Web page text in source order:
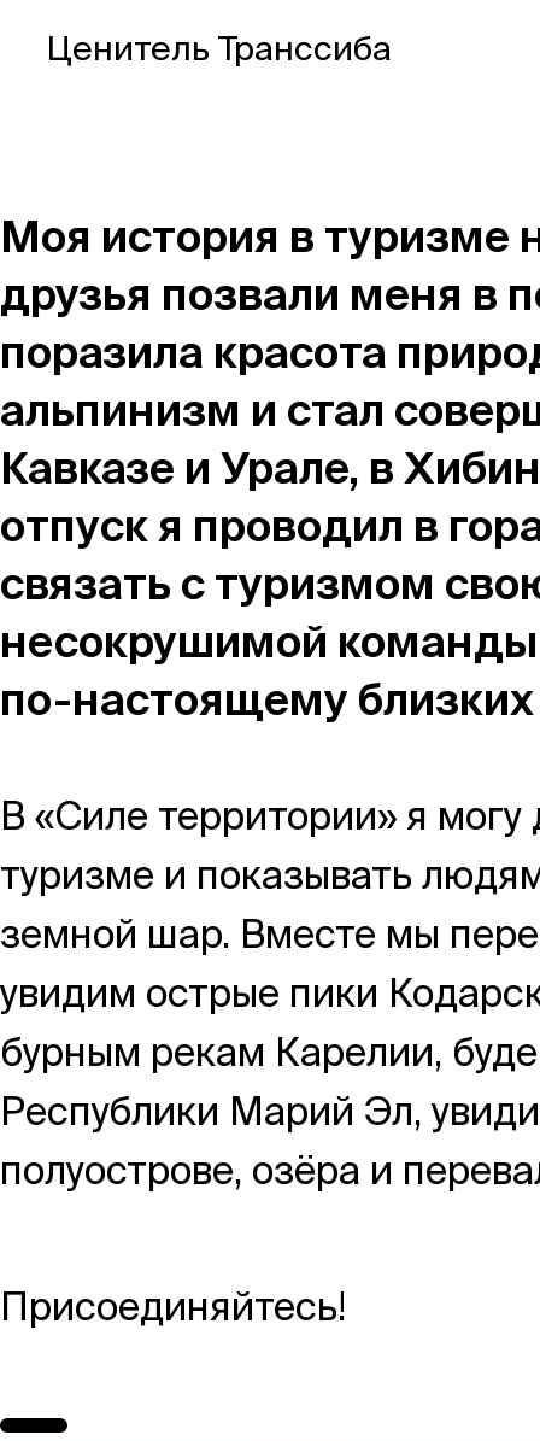
Дневник
Контакты
ГалереяОтзывыFAQ
+7 925 836 16 98
info@powerofterritory.ru
Большая Новодмитровская,
вход 10, 3 этаж, КП «Дизайн
Ценитель Транссиба
Моя история в туризме
друзья позвали меня в
поразила красота
альпинизм и стал
Кавказе и Урале, в
отпуск я проводил в
связать с туризмом
несокрушимой
по-настоящему
В «Силе территории» я
туризме и показывать
земной шар. Вместе мы
увидим острые пики
бурным рекам Карелии,
Республики Марий Эл,
полуострове, озёра и
Присоединяйтесь!